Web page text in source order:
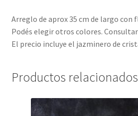
Arreglo de aprox 35 cm de largo con
Podés elegir otros colores.
El precio incluye el jazminero de
Productos relacionados